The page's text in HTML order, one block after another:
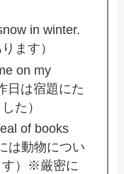
in winter.
ます）
on my
日は宿題にた
た）
of books
は動物につい
す）※厳密に